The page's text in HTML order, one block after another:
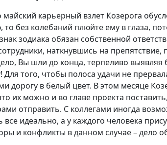
майский карьерный взлет Козерога
без колебаний плюйте ему в глаза,
зодиака обязан собственной
наткнувшись на препятствие,
Вы шли до конца, терпеливо
Для того, чтобы полоса удачи не
дорогу в белый цвет. В этом месяце
их можно и во главе проекта
отправить. С коллегами иногда
все идеально, а у каждого человека
и конфликты в данном случае – дело